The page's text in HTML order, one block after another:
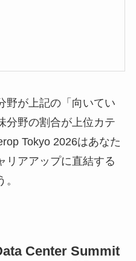
野が上記の「向いてい
分野の割合が上位カテ
Tokyo 2026はあなた
リアアップに直結する
Center Summit